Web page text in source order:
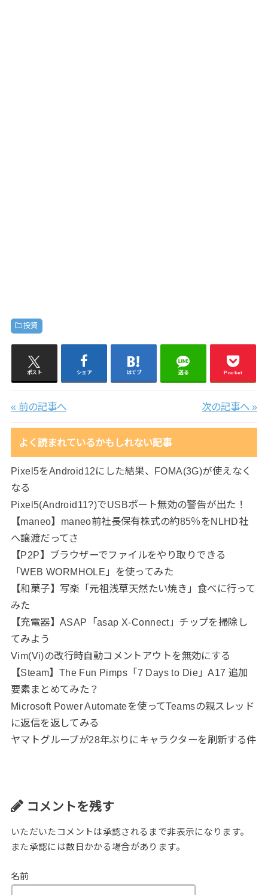
投資
ポスト シェア はてブ 送る Pocket
« 前の記事へ 次の記事へ »
よく読まれているかもしれない記事
Pixel5をAndroid12にした結果、FOMA(3G)が使えなく
なる
Pixel5(Android11?)でUSBポート無効の警告が出た！
【maneo】maneo前社長保有株式の約85％をNLHD社
へ譲渡だってさ
【P2P】ブラウザーでファイルをやり取りできる
「WEB WORMHOLE」を使ってみた
【和菓子】写楽「元祖浅草天然たい焼き」食べに行って
みた
【充電器】ASAP「asap X-Connect」チップを掃除し
てみよう
Vim(Vi)の改行時自動コメントアウトを無効にする
【Steam】The Fun Pimps「7 Days to Die」A17 追加
要素まとめてみた？
Microsoft Power Automateを使ってTeamsの親スレッド
に返信を返してみる
ヤマトグループが28年ぶりにキャラクターを刷新する件
コメントを残す
いただいたコメントは承認されるまで非表示になります。
また承認には数日かかる場合があります。
名前